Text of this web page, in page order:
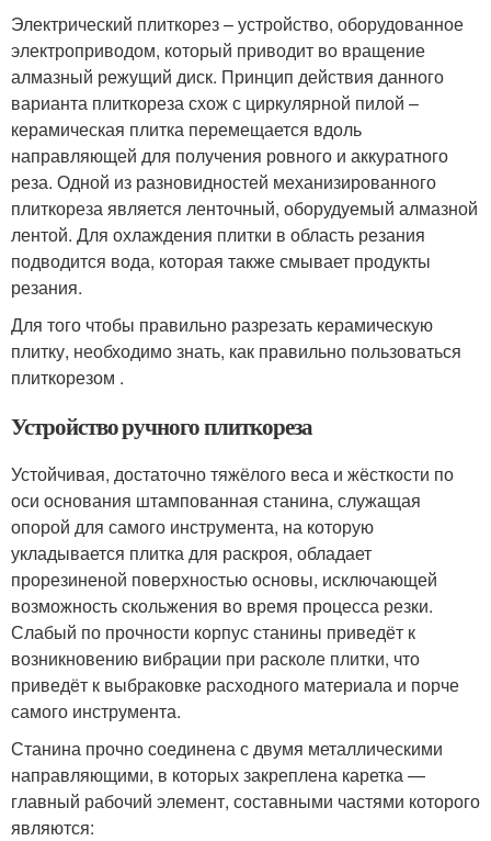
Электрический плиткорез – устройство, оборудованное
электроприводом, который приводит во вращение
алмазный режущий диск. Принцип действия данного
варианта плиткореза схож с циркулярной пилой –
керамическая плитка перемещается вдоль
направляющей для получения ровного и аккуратного
реза. Одной из разновидностей механизированного
плиткореза является ленточный, оборудуемый алмазной
лентой. Для охлаждения плитки в область резания
подводится вода, которая также смывает продукты
резания.
Для того чтобы правильно разрезать керамическую
плитку, необходимо знать, как правильно пользоваться
плиткорезом .
Устройство ручного плиткореза
Устойчивая, достаточно тяжёлого веса и жёсткости по
оси основания штампованная станина, служащая
опорой для самого инструмента, на которую
укладывается плитка для раскроя, обладает
прорезиненой поверхностью основы, исключающей
возможность скольжения во время процесса резки.
Слабый по прочности корпус станины приведёт к
возникновению вибрации при расколе плитки, что
приведёт к выбраковке расходного материала и порче
самого инструмента.
Станина прочно соединена с двумя металлическими
направляющими, в которых закреплена каретка —
главный рабочий элемент, составными частями которого
являются: